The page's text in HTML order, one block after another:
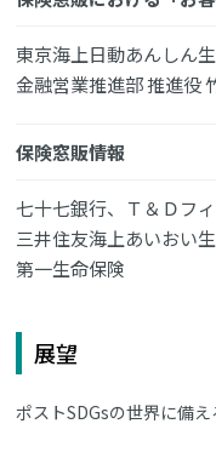
東京海上日動あんしん
金融営業推進部 推進役
保険窓販情報
七十七銀行、Ｔ＆Ｄフ
三井住友海上あいおい
第一生命保険
展望
ポストSDGsの世界に備え